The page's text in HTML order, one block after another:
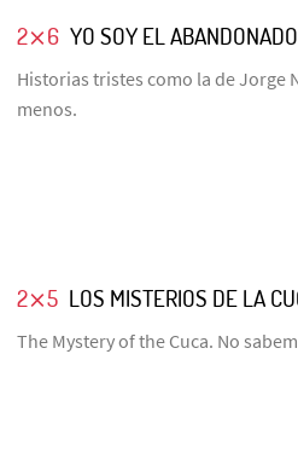
2⨯6 YO SOY EL ABANDONADO
Historias tristes como la de Jorge
menos.
2⨯5 LOS MISTERIOS DE LA
The Mystery of the Cuca. No